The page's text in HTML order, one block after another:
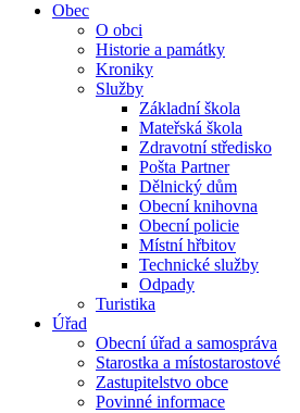
Obec
O obci
Historie a památky
Kroniky
Služby
Základní škola
Mateřská škola
Zdravotní středisko
Pošta Partner
Dělnický dům
Obecní knihovna
Obecní policie
Místní hřbitov
Technické služby
Odpady
Turistika
Úřad
Obecní úřad a samospráva
Starostka a místostarostové
Zastupitelstvo obce
Povinné informace